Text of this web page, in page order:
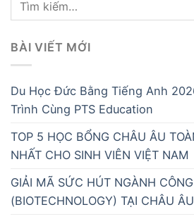
BÀI VIẾT MỚI
Du Học Đức Bằng Tiếng Anh
Trình Cùng PTS Education
TOP 5 HỌC BỔNG CHÂU ÂU
NHẤT CHO SINH VIÊN VIỆT NAM
GIẢI MÃ SỨC HÚT NGÀNH
(BIOTECHNOLOGY) TẠI CHÂU